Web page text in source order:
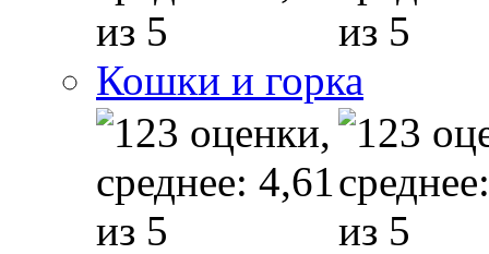
Кошки и горка